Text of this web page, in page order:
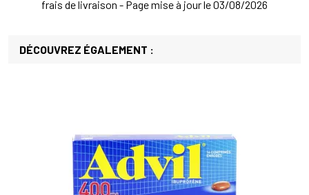
frais de livraison - Page mise à jour le 03/08/2026
DÉCOUVREZ ÉGALEMENT :